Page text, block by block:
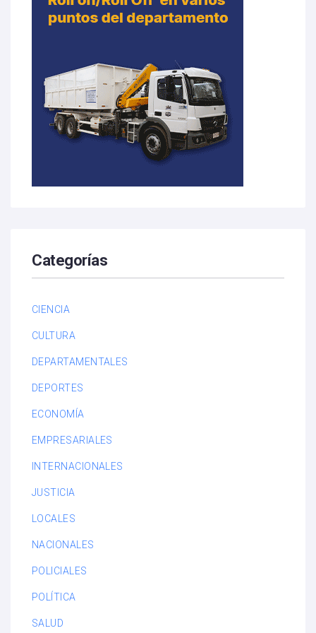
Categorías
CIENCIA
CULTURA
DEPARTAMENTALES
DEPORTES
ECONOMÍA
EMPRESARIALES
INTERNACIONALES
JUSTICIA
LOCALES
NACIONALES
POLICIALES
POLÍTICA
SALUD